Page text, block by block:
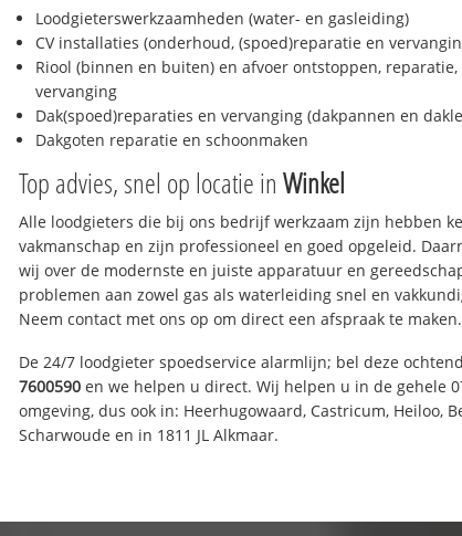
Loodgieterswerkzaamheden (water- en gasleiding)
CV installaties (onderhoud, (spoed)reparatie en
Riool (binnen en buiten) en afvoer ontstoppen,
vervanging
Dak(spoed)reparaties en vervanging (dakpannen en
Dakgoten reparatie en schoonmaken
Top advies, snel op locatie in Winkel
Alle loodgieters die bij ons bedrijf werkzaam zijn hebben
vakmanschap en zijn professioneel en goed opgeleid.
wij over de modernste en juiste apparatuur en
problemen aan zowel gas als waterleiding snel en
Neem contact met ons op om direct een afspraak te maken.
De 24/7 loodgieter spoedservice alarmlijn; bel deze
7600590 en we helpen u direct. Wij helpen u in de gehele
omgeving, dus ook in: Heerhugowaard, Castricum, Heiloo,
Scharwoude en in 1811 JL Alkmaar.